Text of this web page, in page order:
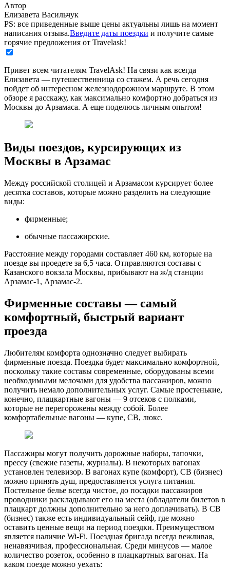
Автор
Елизавета Васильчук
PS: все приведенные выше цены актуальны лишь на момент
написания отзыва.Введите даты поездки и получите самые
горячие предложения от Travelask!
Привет всем читателям TravelAsk! На связи как всегда
Елизавета — путешественница со стажем. А речь сегодня
пойдет об интересном железнодорожном маршруте. В этом
обзоре я расскажу, как максимально комфортно добраться из
Москвы до Арзамаса. А еще поделюсь личным опытом!
Виды поездов, курсирующих из
Москвы в Арзамас
Между российской столицей и Арзамасом курсирует более
десятка составов, которые можно разделить на следующие
виды:
фирменные;
обычные пассажирские.
Расстояние между городами составляет 460 км, которые на
поезде вы проедете за 6,5 часа. Отправляются составы с
Казанского вокзала Москвы, прибывают на ж/д станции
Арзамас-1, Арзамас-2.
Фирменные составы — самый
комфортный, быстрый вариант
проезда
Любителям комфорта однозначно следует выбирать
фирменные поезда. Поездка будет максимально комфортной,
поскольку такие составы современные, оборудованы всеми
необходимыми мелочами для удобства пассажиров, можно
получить немало дополнительных услуг. Самые простенькие,
конечно, плацкартные вагоны — 9 отсеков с полками,
которые не перегорожены между собой. Более
комфортабельные вагоны — купе, СВ, люкс.
Пассажиры могут получить дорожные наборы, тапочки,
прессу (свежие газеты, журналы). В некоторых вагонах
установлен телевизор. В вагонах купе (комфорт), СВ (бизнес)
можно принять душ, предоставляется услуга питания.
Постельное белье всегда чистое, до посадки пассажиров
проводники раскладывают его на места (обладатели билетов в
плацкарт должны дополнительно за него доплачивать). В СВ
(бизнес) также есть индивидуальный сейф, где можно
оставить ценные вещи на период поездки. Преимуществом
является наличие Wi-Fi. Поездная бригада всегда вежливая,
ненавязчивая, профессиональная. Среди минусов — малое
количество розеток, особенно в плацкартных вагонах. На
каком поезде можно уехать: